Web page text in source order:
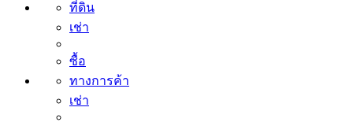
ที่ดิน
เช่า
ซื้อ
ทางการค้า
เช่า